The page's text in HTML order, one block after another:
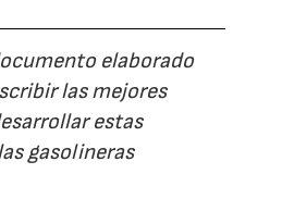
elaborado
las mejores
estas
gasolineras